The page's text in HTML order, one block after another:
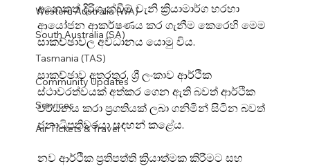
Western Australia (WA)
South Australia (SA)
Tasmania (TAS)
Community Updates
Services
Air Tickets & Travel
අනෙකුත් දිරිගැන්වීම් වැනි ක්‍රියාමාර්ග හරහා
ආයෝජන ආකර්ෂණය කර ගැනීම කෙරෙහි මෙම
සාකච්ඡාවල අවධානය යොමු විය.
සාකච්ඡාව අතරතුර, ශ්‍රී ලංකාව ආර්ථික
ස්ථාවරත්වයක් අත්කර ගෙන ඇති බවත් ආර්ථික
වර්ධනය කරා ප්‍රගතියක් ලබා ගනිමින් සිටින බවත්
ජනාධිපතිවරයා සඳහන් කළේය.
නව ආර්ථික ප්‍රතිපත්ති ක්‍රියාත්මක කිරීමට සහ